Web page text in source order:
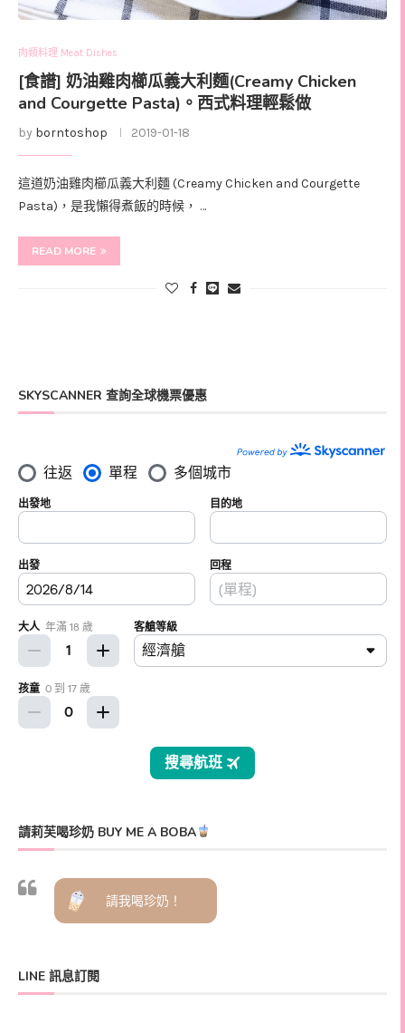
肉類料理 Meat Dishes
[食譜] 奶油雞肉櫛瓜義大利麵(Creamy Chicken
and Courgette Pasta)。西式料理輕鬆做
by borntoshop 2019-01-18
這道奶油雞肉櫛瓜義大利麵 (Creamy Chicken and Courgette
Pasta)，是我懶得煮飯的時候， …
READ MORE
SKYSCANNER 查詢全球機票優惠
請莉芙喝珍奶 BUY ME A BOBA
請我喝珍奶！
LINE 訊息訂閱